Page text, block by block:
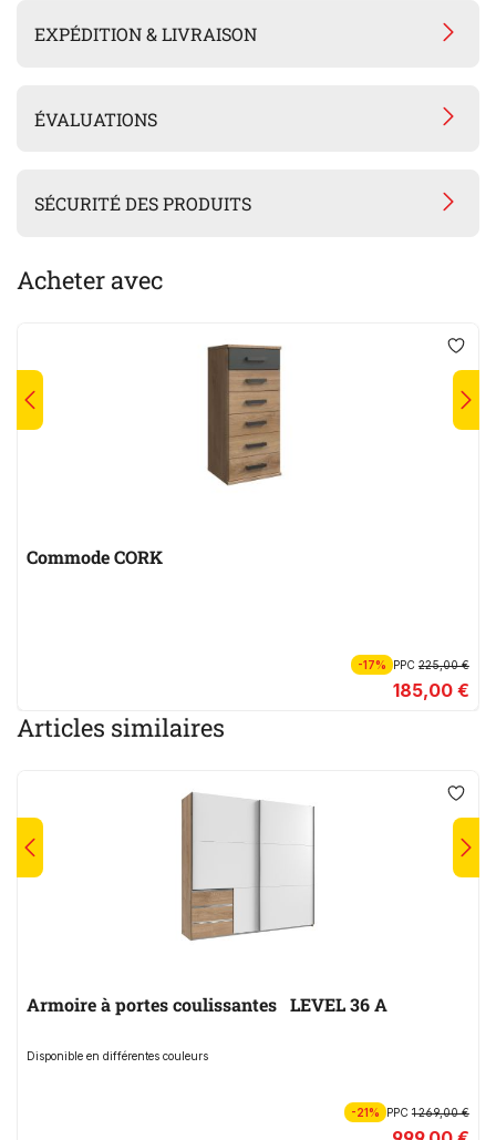
EXPÉDITION & LIVRAISON
ÉVALUATIONS
SÉCURITÉ DES PRODUITS
Acheter avec
Commode CORK
-17% PPC225,00 €
185,00 €
Articles similaires
Armoire à portes coulissantes LEVEL 36 A
Disponible en différentes couleurs
-21% PPC1 269,00 €